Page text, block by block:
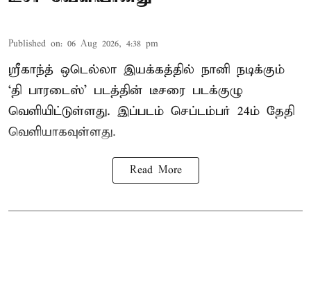
Published on: 06 Aug 2026, 4:38 pm
ஸ்ரீகாந்த் ஒடெல்லா இயக்கத்தில் நானி நடிக்கும்
‘தி பாரடைஸ்’ படத்தின் டீசரை படக்குழு
வெளியிட்டுள்ளது. இப்படம் செப்டம்பர் 24ம் தேதி
வெளியாகவுள்ளது.
Read More